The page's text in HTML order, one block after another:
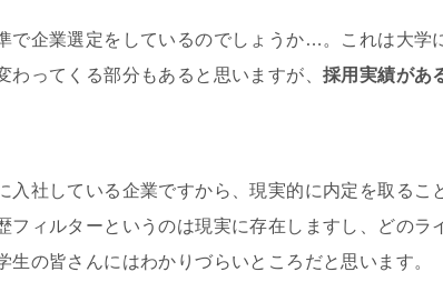
で企業選定をしているのでしょうか…。これは大学
わってくる部分もあると思いますが、 採用実績があ
入社している企業ですから、現実的に内定を取るこ
フィルターというのは現実に存在しますし、どのラ
生の皆さんにはわかりづらいところだと思います。